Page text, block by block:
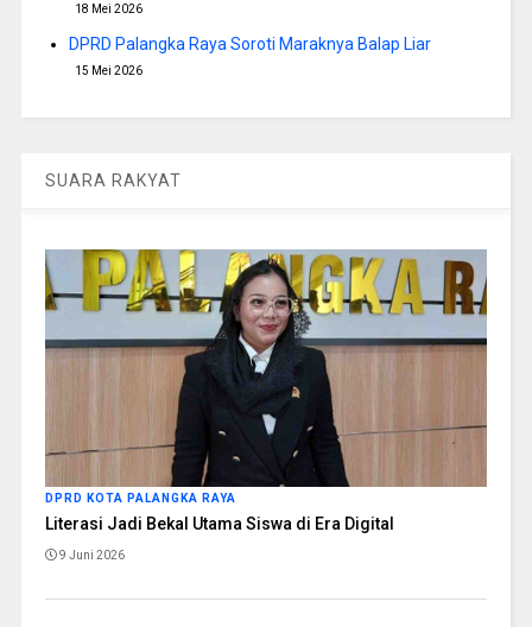
18 Mei 2026
DPRD Palangka Raya Soroti Maraknya Balap Liar
15 Mei 2026
SUARA RAKYAT
DPRD KOTA PALANGKA RAYA
Literasi Jadi Bekal Utama Siswa di Era Digital
9 Juni 2026